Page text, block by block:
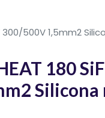
300/500V 1,5mm2
180 SiF
Silicona